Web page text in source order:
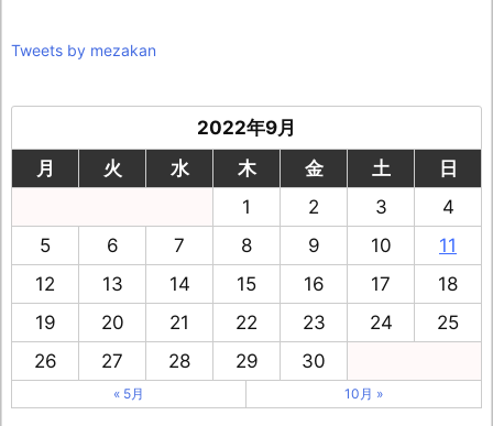
Tweets by mezakan
2022年9月
月
火 水 木 金 土
日
1
2 3
4
5
6 7 8 9 10
11
12
13 14 15 16 17
18
19
20 21 22 23 24
25
26
27 28 29 30
« 5月 10月 »